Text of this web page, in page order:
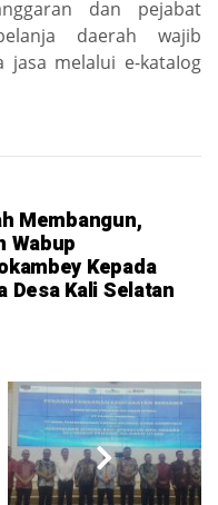
dan pejabat
daerah wajib
jasa melalui e-kataIog
Membangun,
Wabup
Kepada
Desa Kali Selatan